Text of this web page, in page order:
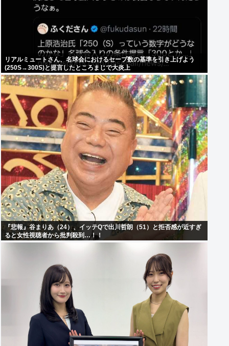
リアルミュートさん、名球会におけるセーブ数の基準を引き上げよう
(250S→300S)と提言したところまじで大炎上
『悲報』谷まりあ（24）、イッテQで出川哲朗（51）と拒否感が近すぎ
ると女性視聴者から批判殺到…！！